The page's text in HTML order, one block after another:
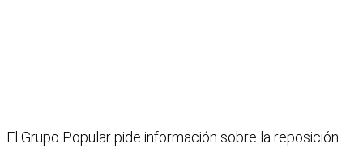
El Grupo Popular pide información sobre la reposición